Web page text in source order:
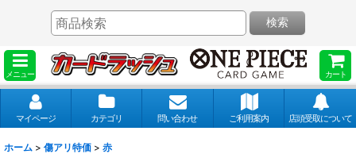
メニュー カート
検索
マイページ カテゴリ 問い合わせ ご利用案内 店頭受取について
ホーム > 傷アリ特価 > 赤